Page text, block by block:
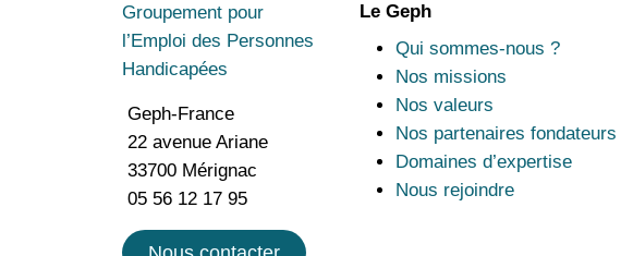
Geph-France
22 avenue Ariane
33700 Mérignac
05 56 12 17 95
Le Geph
Qui sommes-nous ?
Nos missions
Nos valeurs
Nos partenaires fondateurs
Domaines d’expertise
Nous rejoindre